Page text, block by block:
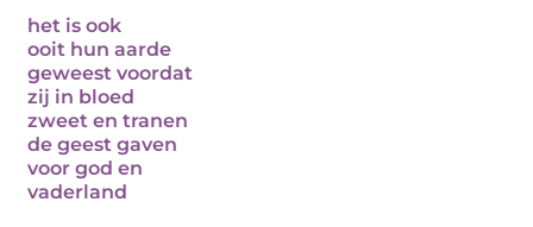
het is ook
ooit hun aarde
geweest voordat
zij in bloed
zweet en tranen
de geest gaven
voor god en
vaderland